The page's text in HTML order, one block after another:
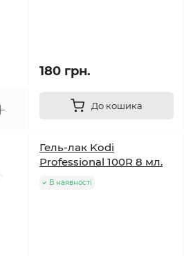
180 грн.
До кошика
Гель-лак Kodi
Professional 100R 8 мл.
В наявності